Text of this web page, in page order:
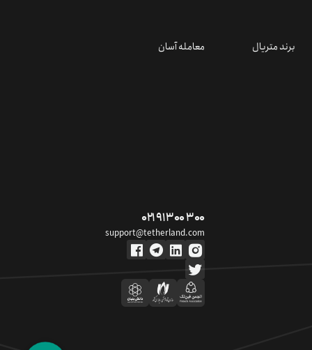
برند متریال معامله آسان
۰۲۱ ۹۱ ۳۰۰ ۳۰۰
support@tetherland.com